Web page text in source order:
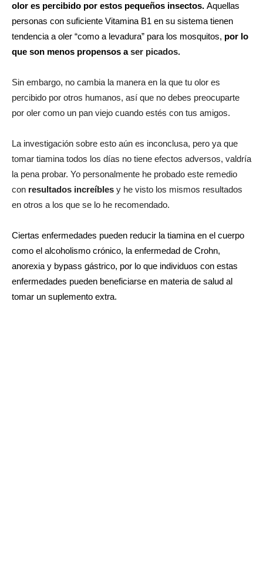
olor es percibido por estos pequeños insectos. Aquellas
personas con suficiente Vitamina B1 en su sistema tienen
tendencia a oler “como a levadura” para los mosquitos, por lo
que son menos propensos aser picados.
Sin embargo, no cambia la manera en la que tu olor es
percibido por otros humanos, así que no debes preocuparte
por oler como un pan viejo cuando estés con tus amigos.
La investigación sobre esto aún es inconclusa, pero ya que
tomar tiamina todos los días no tiene efectos adversos, valdría
la pena probar. Yo personalmente he probado este remedio
con resultados increíbles y he visto los mismos resultados
en otros a los que se lo he recomendado.
Ciertas enfermedades pueden reducir la tiamina en el cuerpo
como el alcoholismo crónico, la enfermedad de Crohn,
anorexia y bypass gástrico, por lo que individuos con estas
enfermedades pueden beneficiarse en materia de salud al
tomar un suplemento extra.